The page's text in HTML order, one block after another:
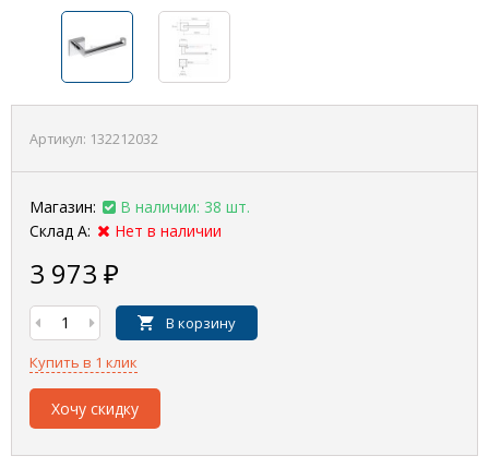
Артикул: 132212032
Магазин:
В наличии: 38 шт.
Склад А:
Нет в наличии
3 973 ₽
В корзину
Купить в 1 клик
Хочу скидку